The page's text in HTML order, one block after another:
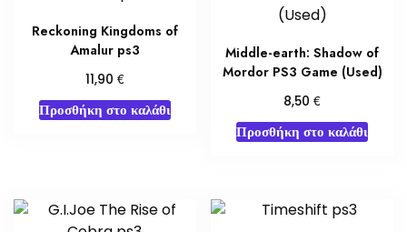
Reckoning Kingdoms of
Amalur ps3
11,90 €
Προσθήκη στο καλάθι
Middle-earth: Shadow of
Mordor PS3 Game (Used)
8,50€
Προσθήκη στο καλάθι